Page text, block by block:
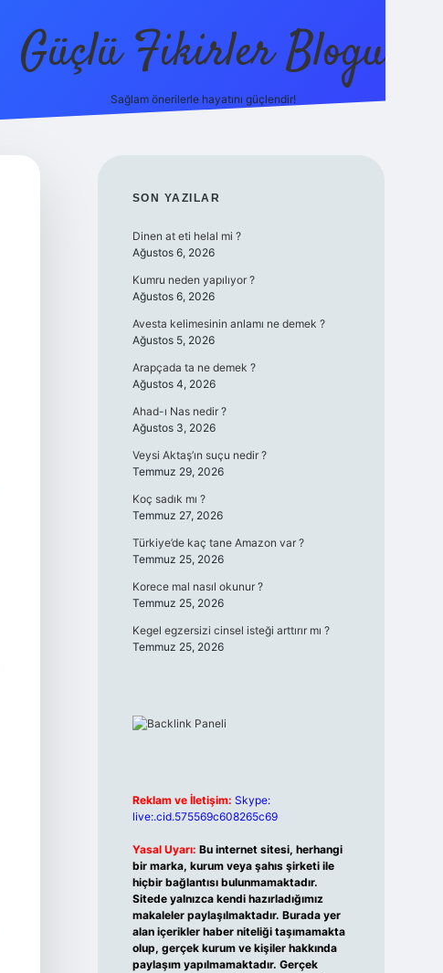
Güçlü Fikirler Blogu
Sağlam önerilerle hayatını güçlendir!
SIDEBAR
SON YAZILAR
Dinen at eti helal mi ?
Ağustos 6, 2026
Kumru neden yapılıyor ?
Ağustos 6, 2026
Avesta kelimesinin anlamı ne demek ?
Ağustos 5, 2026
Arapçada ta ne demek ?
Ağustos 4, 2026
Ahad-ı Nas nedir ?
Ağustos 3, 2026
Veysi Aktaş’ın suçu nedir ?
Temmuz 29, 2026
Koç sadık mı ?
Temmuz 27, 2026
Türkiye’de kaç tane Amazon var ?
Temmuz 25, 2026
Korece mal nasıl okunur ?
Temmuz 25, 2026
Kegel egzersizi cinsel isteği arttırır mı ?
Temmuz 25, 2026
Reklam ve İletişim: Skype:
live:.cid.575569c608265c69
Yasal Uyarı: Bu internet sitesi, herhangi
bir marka, kurum veya şahıs şirketi ile
hiçbir bağlantısı bulunmamaktadır.
Sitede yalnızca kendi hazırladığımız
makaleler paylaşılmaktadır. Burada yer
alan içerikler haber niteliği taşımamakta
olup, gerçek kurum ve kişiler hakkında
paylaşım yapılmamaktadır. Gerçek